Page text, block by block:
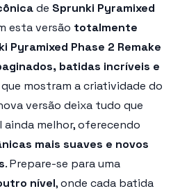
de Sprunki Pyramixed
esta versão totalmente
Pyramixed Phase 2 Remake
batidas incríveis e
que mostram a criatividade do
versão deixa tudo que
melhor, oferecendo
mais suaves e novos
. Prepare-se para uma
nível, onde cada batida